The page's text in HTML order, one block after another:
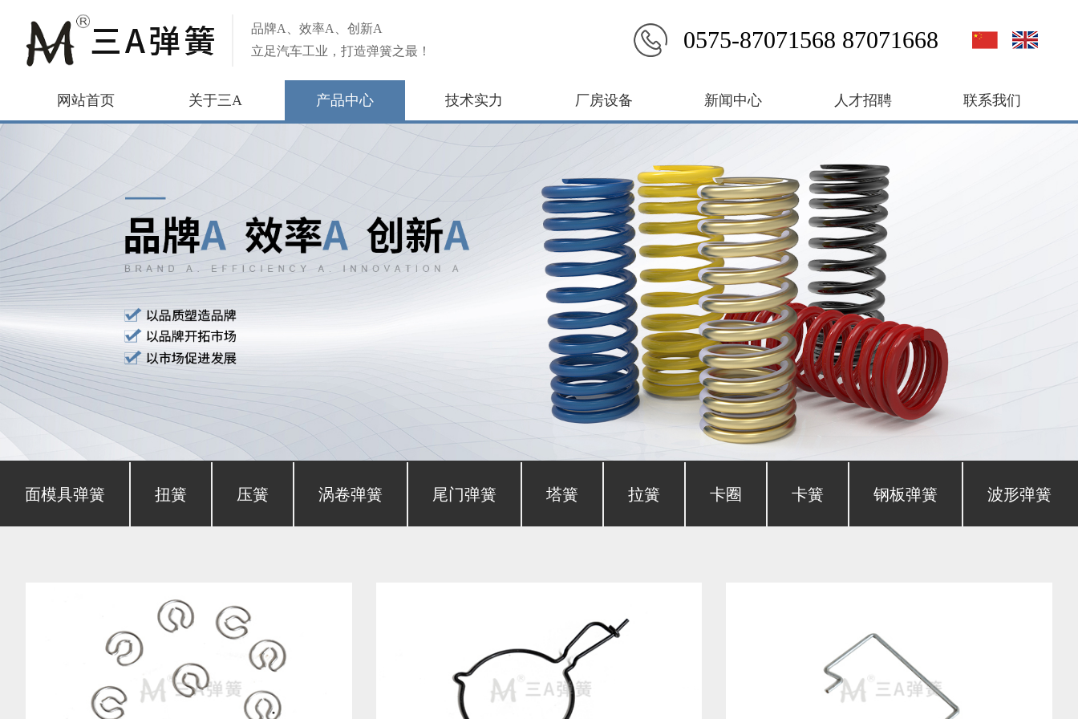
品牌A、效率A、创新A
立足汽车工业，打造弹簧之最！
0575-87071568 87071668
网站首页 关于三A 产品中心 技术实力 厂房设备 新闻中心 人才招聘 联系我们
截面模具弹簧 扭簧 压簧 涡卷弹簧 尾门弹簧 塔簧 拉簧 卡圈 卡簧 钢板弹簧 波形弹簧